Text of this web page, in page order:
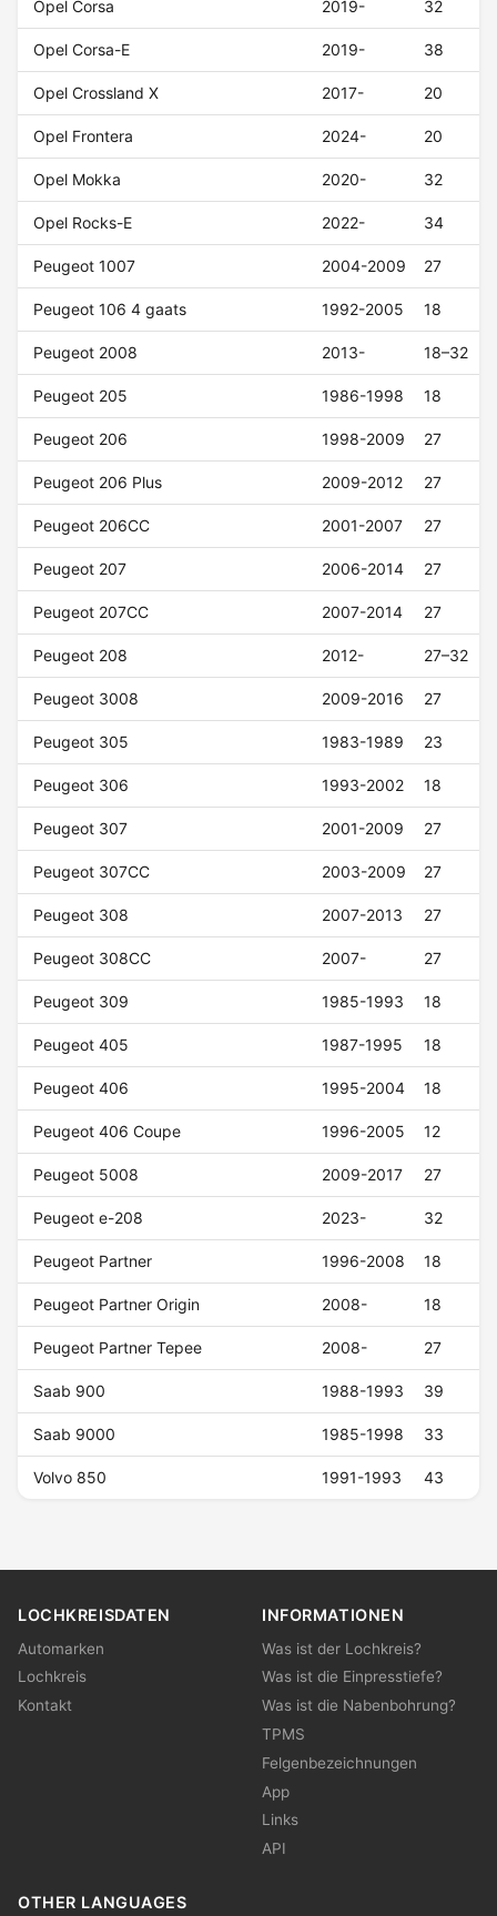
Opel Corsa 2019- 32
Opel Corsa-E 2019- 38
Opel Crossland X 2017- 20
Opel Frontera 2024- 20
Opel Mokka 2020- 32
Opel Rocks-E 2022- 34
Peugeot 1007 2004-2009 27
Peugeot 106 4 gaats 1992-2005 18
Peugeot 2008 2013- 18–32
Peugeot 205 1986-1998 18
Peugeot 206 1998-2009 27
Peugeot 206 Plus 2009-2012 27
Peugeot 206CC 2001-2007 27
Peugeot 207 2006-2014 27
Peugeot 207CC 2007-2014 27
Peugeot 208 2012- 27–32
Peugeot 3008 2009-2016 27
Peugeot 305 1983-1989 23
Peugeot 306 1993-2002 18
Peugeot 307 2001-2009 27
Peugeot 307CC 2003-2009 27
Peugeot 308 2007-2013 27
Peugeot 308CC 2007- 27
Peugeot 309 1985-1993 18
Peugeot 405 1987-1995 18
Peugeot 406 1995-2004 18
Peugeot 406 Coupe 1996-2005 12
Peugeot 5008 2009-2017 27
Peugeot e-208 2023- 32
Peugeot Partner 1996-2008 18
Peugeot Partner Origin 2008- 18
Peugeot Partner Tepee 2008- 27
Saab 900 1988-1993 39
Saab 9000 1985-1998 33
Volvo 850 1991-1993 43
LOCHKREISDATEN
Automarken
Lochkreis
Kontakt
INFORMATIONEN
Was ist der Lochkreis?
Was ist die Einpresstiefe?
Was ist die Nabenbohrung?
TPMS
Felgenbezeichnungen
App
Links
API
OTHER LANGUAGES